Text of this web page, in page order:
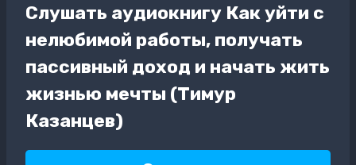
Слушать аудиокнигу Как уйти с
нелюбимой работы, получать
пассивный доход и начать жить
жизнью мечты (Тимур
Казанцев)